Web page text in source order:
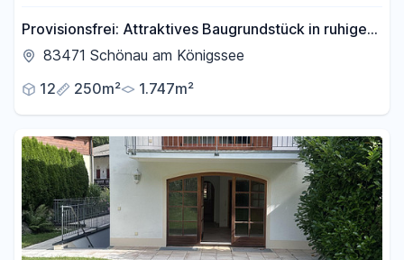
Provisionsfrei: Attraktives Baugrundstück in ruhiger
Lage und Bergpanorama
83471 Schönau am Königssee
12
250m² 1.747m²